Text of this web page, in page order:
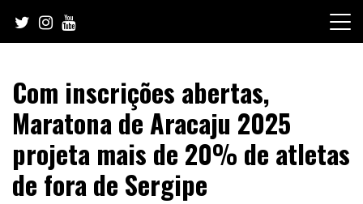
content
Com inscrições abertas,
Maratona de Aracaju 2025
projeta mais de 20% de atletas
de fora de Sergipe